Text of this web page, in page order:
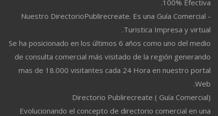
100% Efectiva.
Nuestro DirectorioPublirecreate. Es una Guía Comercial -
Turistica Impresa y virtual.
Se ha posicionado en los últimos 6 años como uno del medio
de consulta comercial más visitado de la región generando
mas de 18.000 visitantes cada 24 Hora en nuestro portal
Web.
Directorio Publirecreate ( Guía Comercial)
Evolucionando el concepto de directorio comercial en una